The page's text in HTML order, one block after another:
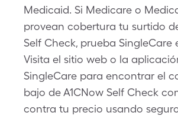
Medicaid. Si Medicare o
provean cobertura tu surtido
Self Check, prueba SingleCare
Visita el sitio web o la
SingleCare para encontrar el
bajo de A1CNow Self Check
contra tu precio usando